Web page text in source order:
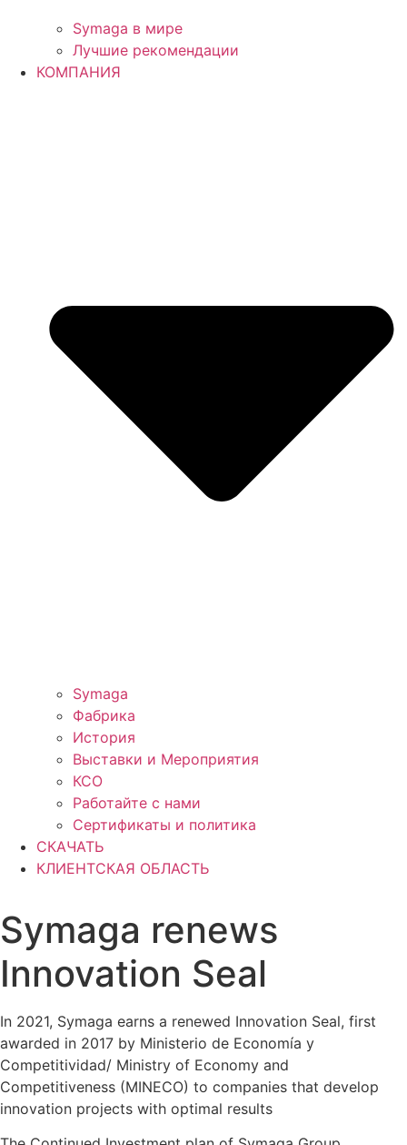
Symaga в мире
Лучшие рекомендации
КОМПАНИЯ
Symaga
Фабрика
История
Выставки и Мероприятия
КСО
Работайте с нами
Сертификаты и политика
СКАЧАТЬ
КЛИЕНТСКАЯ ОБЛАСТЬ
Symaga renews
Innovation Seal
In 2021, Symaga earns a renewed Innovation Seal, first
awarded in 2017 by Ministerio de Economía y
Competitividad/ Ministry of Economy and
Competitiveness (MINECO) to companies that develop
innovation projects with optimal results